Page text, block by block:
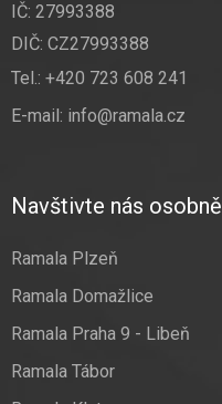
IČ: 27993388
DIČ: CZ27993388
Tel.: +420 723 608 241
E-mail: info@ramala.cz
Navštivte nás osobně
Ramala Plzeň
Ramala Domažlice
Ramala Praha 9 - Libeň
Ramala Tábor